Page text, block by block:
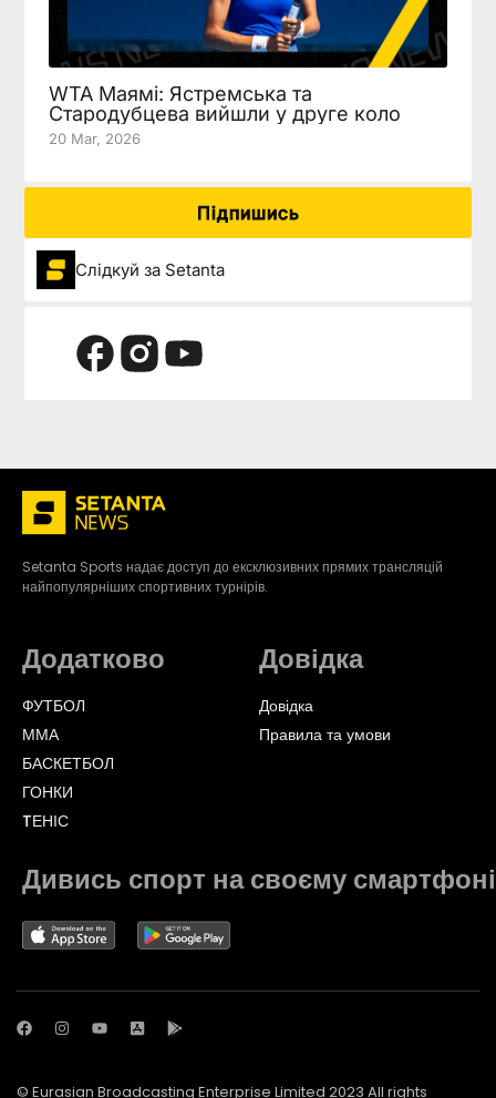
WTA Маямі: Ястремська та
Стародубцева вийшли у друге коло
20 Mar, 2026
Підпишись
Слідкуй за Setanta
Setanta Sports надає доступ до ексклюзивних прямих трансляцій
найпопулярніших спортивних турнірів.
Додатково
ФУТБОЛ
ММА
БАСКЕТБОЛ
ГОНКИ
TЕНІС
Довідка
Довідка
Правила та умови
Дивись спорт на своєму смартфоні
© Eurasian Broadcasting Enterprise Limited 2023 All rights